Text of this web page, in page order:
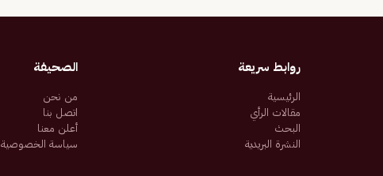
روابط سريعة
الرئيسية
مقالات الرأي
البحث
النشرة البريدية
الصحيفة
من نحن
اتصل بنا
أعلن معنا
سياسة الخصوصية